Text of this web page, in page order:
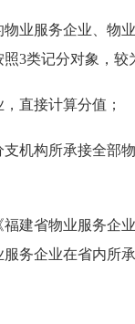
服务企业、物
3类记分对象，较
直接计算分值；
构所承接全部
省物业服务企
务企业在省内所